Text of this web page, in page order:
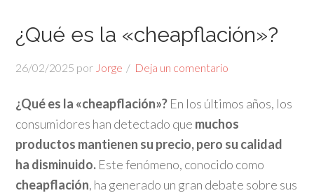
¿Qué es la «cheapflación»?
26/02/2025 por Jorge Deja un comentario
¿Qué es la «cheapflación»? En los últimos años, los
consumidores han detectado que muchos
productos mantienen su precio, pero su calidad
ha disminuido. Este fenómeno, conocido como
cheapflación, ha generado un gran debate sobre sus